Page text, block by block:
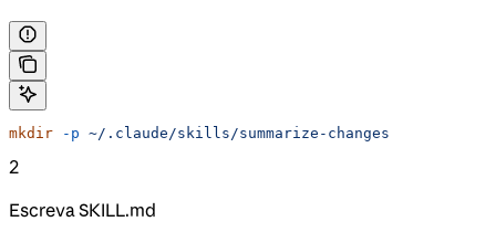
mkdir -p ~/.claude/skills/summarize-changes
2
Escreva SKILL.md